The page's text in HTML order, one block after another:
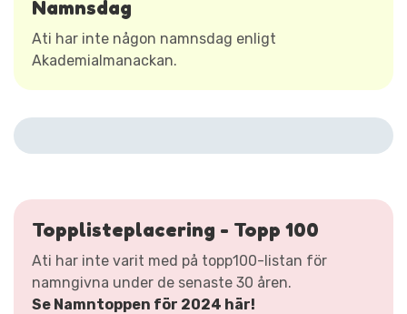
Namnsdag
Ati har inte någon namnsdag enligt
Akademialmanackan.
Topplisteplacering - Topp 100
Ati har inte varit med på topp100-listan för
namngivna under de senaste 30 åren.
Se Namntoppen för 2024 här!